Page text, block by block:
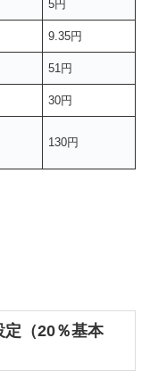
5円
9.35円
51円
30円
130円
定（20％基本